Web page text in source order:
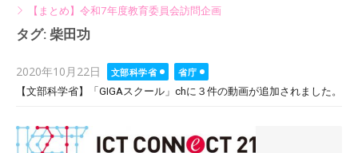
【まとめ】令和7年度教育委員会訪問企画
タグ: 柴田功
Posted
on
2020年10月22日 文部科学省
省庁
【文部科学省】「GIGAスクール」chに３件の動画が追加されました。